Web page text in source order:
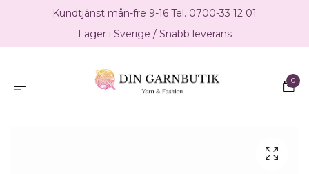
Kundtjänst mån-fre 9-16 Tel. 0700-33 12 01
Lager i Sverige / Snabb leverans
0